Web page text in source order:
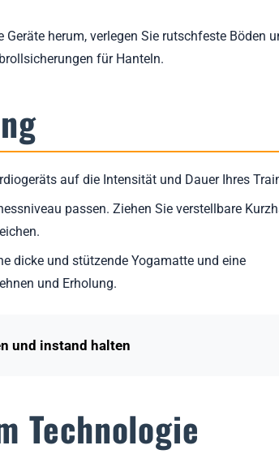
herum, verlegen Sie rutschfeste Böden
für Hanteln.
auf die Intensität und Dauer Ihres
passen. Ziehen Sie verstellbare
dicke und stützende Yogamatte und eine
und Erholung.
und instand halten
Technologie